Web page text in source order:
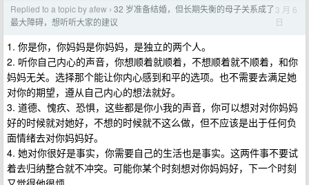
Replied to a topic by afew › 32 岁准备结婚，但长期失衡的母子关系成了
最大障碍，想听听大家的建议
3 月 6
日
1. 你是你，你妈妈是你妈妈，是独立的两个人。
2. 听你自己内心的声音，你想顺着就顺着，不想顺着就不顺着，和你
妈妈无关。选择那个能让你内心感到和平的选项。也不需要去满足她
对你的期望，遵从自己内心的想法就好。
3. 道德、愧疚、恐惧，这些都是你小我的声音，你可以想对对你妈妈
好的时候就对她好，不想的时候就不这么做，但不应该是出于任何负
面情绪去对你妈妈好。
4. 她对你很好是事实，你需要自己的生活也是事实。这两件事不要试
着去归纳整合就不冲突。可能你某个时刻想对你妈妈好，下一个时刻